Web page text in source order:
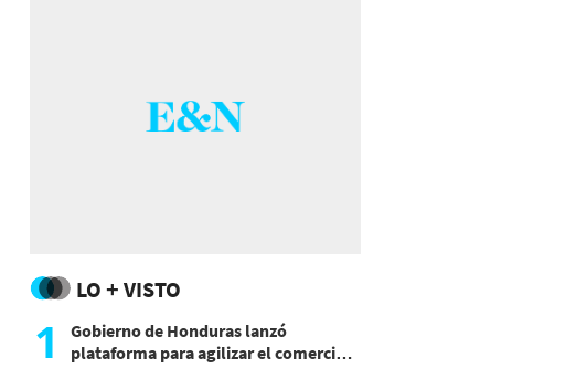
LO + VISTO
1
Gobierno de Honduras lanzó
plataforma para agilizar el comercio